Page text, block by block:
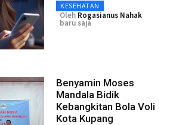
KESEHATAN
Oleh Rogasianus Nahak
baru saja
Benyamin Moses
Mandala Bidik
Kebangkitan Bola Voli
Kota Kupang